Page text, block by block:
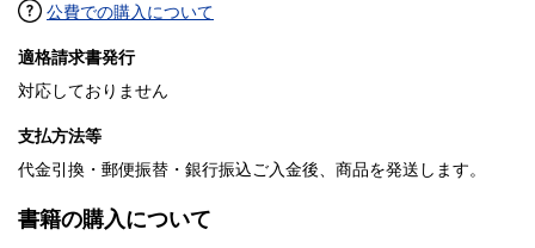
公費での購入について
適格請求書発行
対応しておりません
支払方法等
代金引換・郵便振替・銀行振込ご入金後、商品を発送します。
書籍の購入について